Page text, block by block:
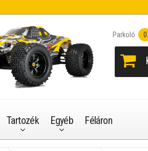
Parkoló 0
Tartozék Egyéb Féláron